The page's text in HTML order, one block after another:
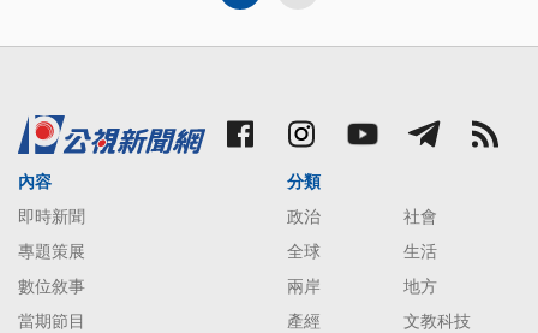
內容
即時新聞
專題策展
數位敘事
當期節目
分類
政治
社會
全球
生活
兩岸
地方
產經
文教科技